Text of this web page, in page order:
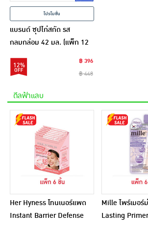
โปรโมชั่น
แบรนด์ ซุปไก่สกัด รส
กลมกล่อม 42 มล. (แพ็ก 12
ขวด)
12%
฿ 396
฿ 448
ดีลฟ้าแลบ
Her Hyness โทนเนอร์แพด
Instant Barrier Defense
Mille ไพร์เมอร์
Lasting